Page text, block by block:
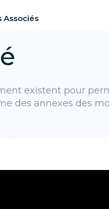
Associés
existent pour
des annexes des